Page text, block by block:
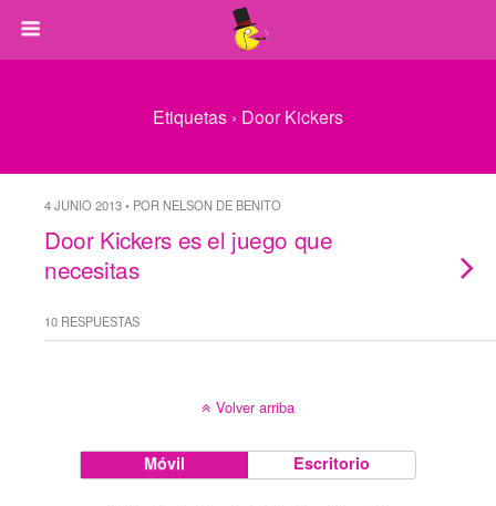
Etiquetas › Door Kickers
4 JUNIO 2013 • POR NELSON DE BENITO
Door Kickers es el juego que
necesitas
10 RESPUESTAS
Volver arriba
Móvil Escritorio